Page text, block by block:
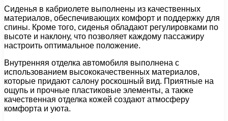
Сиденья в кабриолете выполнены из качественных
материалов, обеспечивающих комфорт и поддержку для
спины. Кроме того, сиденья обладают регулировками по
высоте и наклону, что позволяет каждому пассажиру
настроить оптимальное положение.
Внутренняя отделка автомобиля выполнена с
использованием высококачественных материалов,
которые придают салону роскошный вид. Приятные на
ощупь и прочные пластиковые элементы, а также
качественная отделка кожей создают атмосферу
комфорта и уюта.